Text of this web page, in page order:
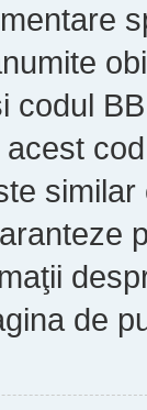
codul
de